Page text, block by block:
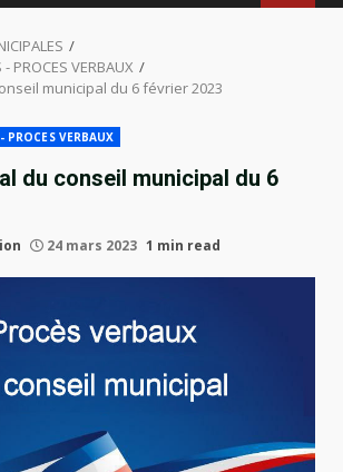
- PROCES VERBAUX
municipal du 6 février 2023
PROCES VERBAUX
du conseil municipal du 6
24 mars 2023 1 min read